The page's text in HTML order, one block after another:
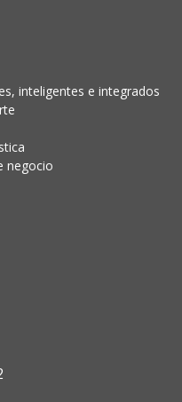
inteligentes e integrados
negocio